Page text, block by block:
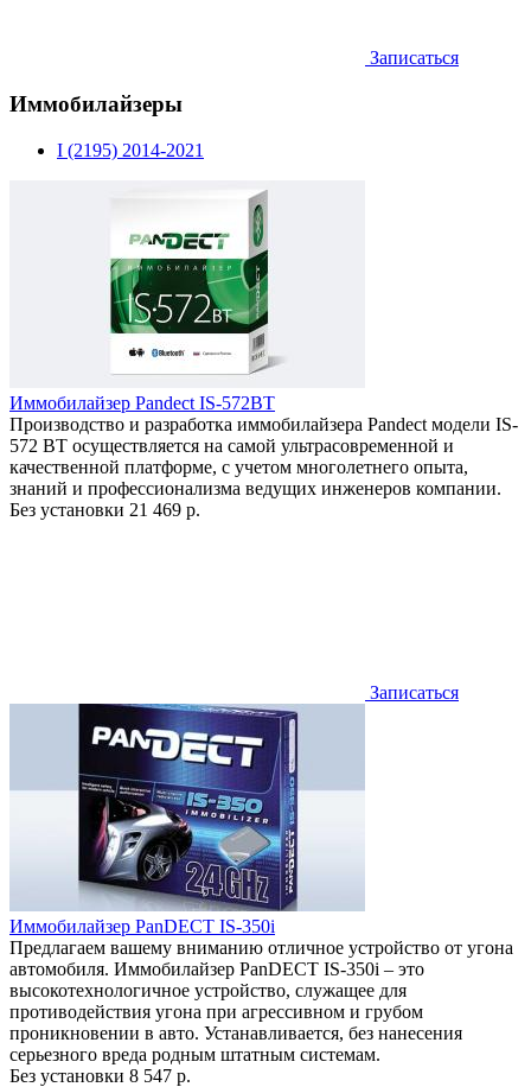
Записаться
Иммобилайзеры
I (2195) 2014-2021
Иммобилайзер Pandect IS-572BT
Производство и разработка иммобилайзера Pandect модели IS-
572 BT осуществляется на самой ультрасовременной и
качественной платформе, с учетом многолетнего опыта,
знаний и профессионализма ведущих инженеров компании.
Без установки 21 469 р.
Записаться
Иммобилайзер PanDECT IS-350i
Предлагаем вашему вниманию отличное устройство от угона
автомобиля. Иммобилайзер PanDECT IS-350i – это
высокотехнологичное устройство, служащее для
противодействия угона при агрессивном и грубом
проникновении в авто. Устанавливается, без нанесения
серьезного вреда родным штатным системам.
Без установки 8 547 р.